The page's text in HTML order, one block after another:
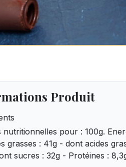
Produit
nutritionnelles pour : 100g.
grasses : 41g - dont acides
sucres : 32g - Protéines :